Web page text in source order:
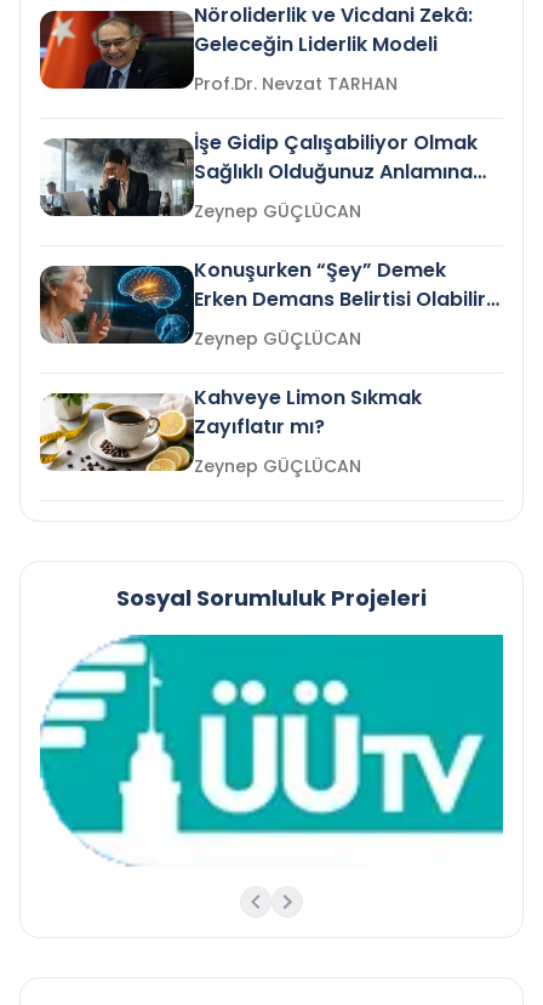
Nöroliderlik ve Vicdani Zekâ:
Geleceğin Liderlik Modeli
Prof.Dr. Nevzat TARHAN
İşe Gidip Çalışabiliyor Olmak
Sağlıklı Olduğunuz Anlamına
Gelir mi?Zeynep GÜÇLÜCAN
Konuşurken “Şey” Demek
Erken Demans Belirtisi Olabilir
mi?
Zeynep GÜÇLÜCAN
Kahveye Limon Sıkmak
Zayıflatır mı?
Zeynep GÜÇLÜCAN
Sosyal Sorumluluk Projeleri